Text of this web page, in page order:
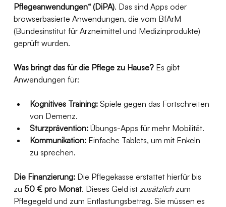
Pflegeanwendungen“ (DiPA). Das sind Apps oder
browserbasierte Anwendungen, die vom BfArM
(Bundesinstitut für Arzneimittel und Medizinprodukte)
geprüft wurden.
Was bringt das für die Pflege zu Hause? Es gibt
Anwendungen für:
Kognitives Training: Spiele gegen das Fortschreiten
von Demenz.
Sturzprävention: Übungs-Apps für mehr Mobilität.
Kommunikation: Einfache Tablets, um mit Enkeln
zu sprechen.
Die Finanzierung: Die Pflegekasse erstattet hierfür bis
zu 50 € pro Monat. Dieses Geld ist zusätzlich zum
Pflegegeld und zum Entlastungsbetrag. Sie müssen es